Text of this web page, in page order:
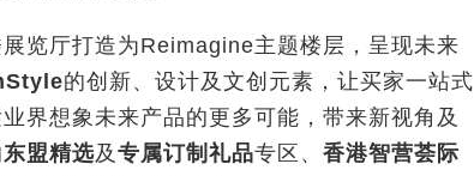
览厅打造为Reimagine主题楼层，呈现未来
的创新、设计及文创元素，让买家一站式
界想象未来产品的更多可能，带来新视角及
东盟精选及 专属订制礼品专区、 香港智营荟际